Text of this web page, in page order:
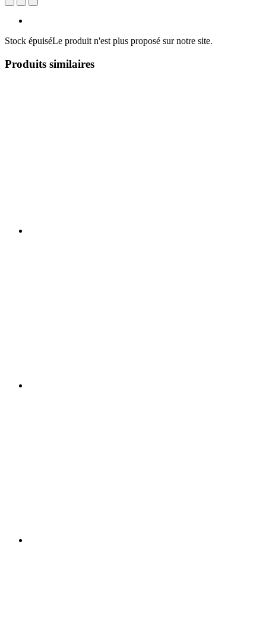
Stock épuiséLe produit n'est plus proposé sur notre site.
Produits similaires